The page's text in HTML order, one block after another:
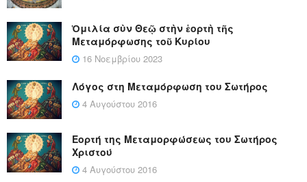
Ὁμιλία σὺν Θεῷ στὴν ἑορτὴ τῆς
Μεταμόρφωσης τοῦ Κυρίου
16 Νοεμβρίου 2023
Λόγος στη Μεταμόρφωση του Σωτήρος
4 Αυγούστου 2016
Εορτή της Μεταμορφώσεως του Σωτήρος
Χριστού
4 Αυγούστου 2016